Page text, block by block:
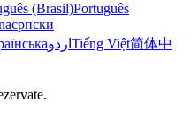
(Brasil)Português
српски
اردو Tiếng Việt简体中